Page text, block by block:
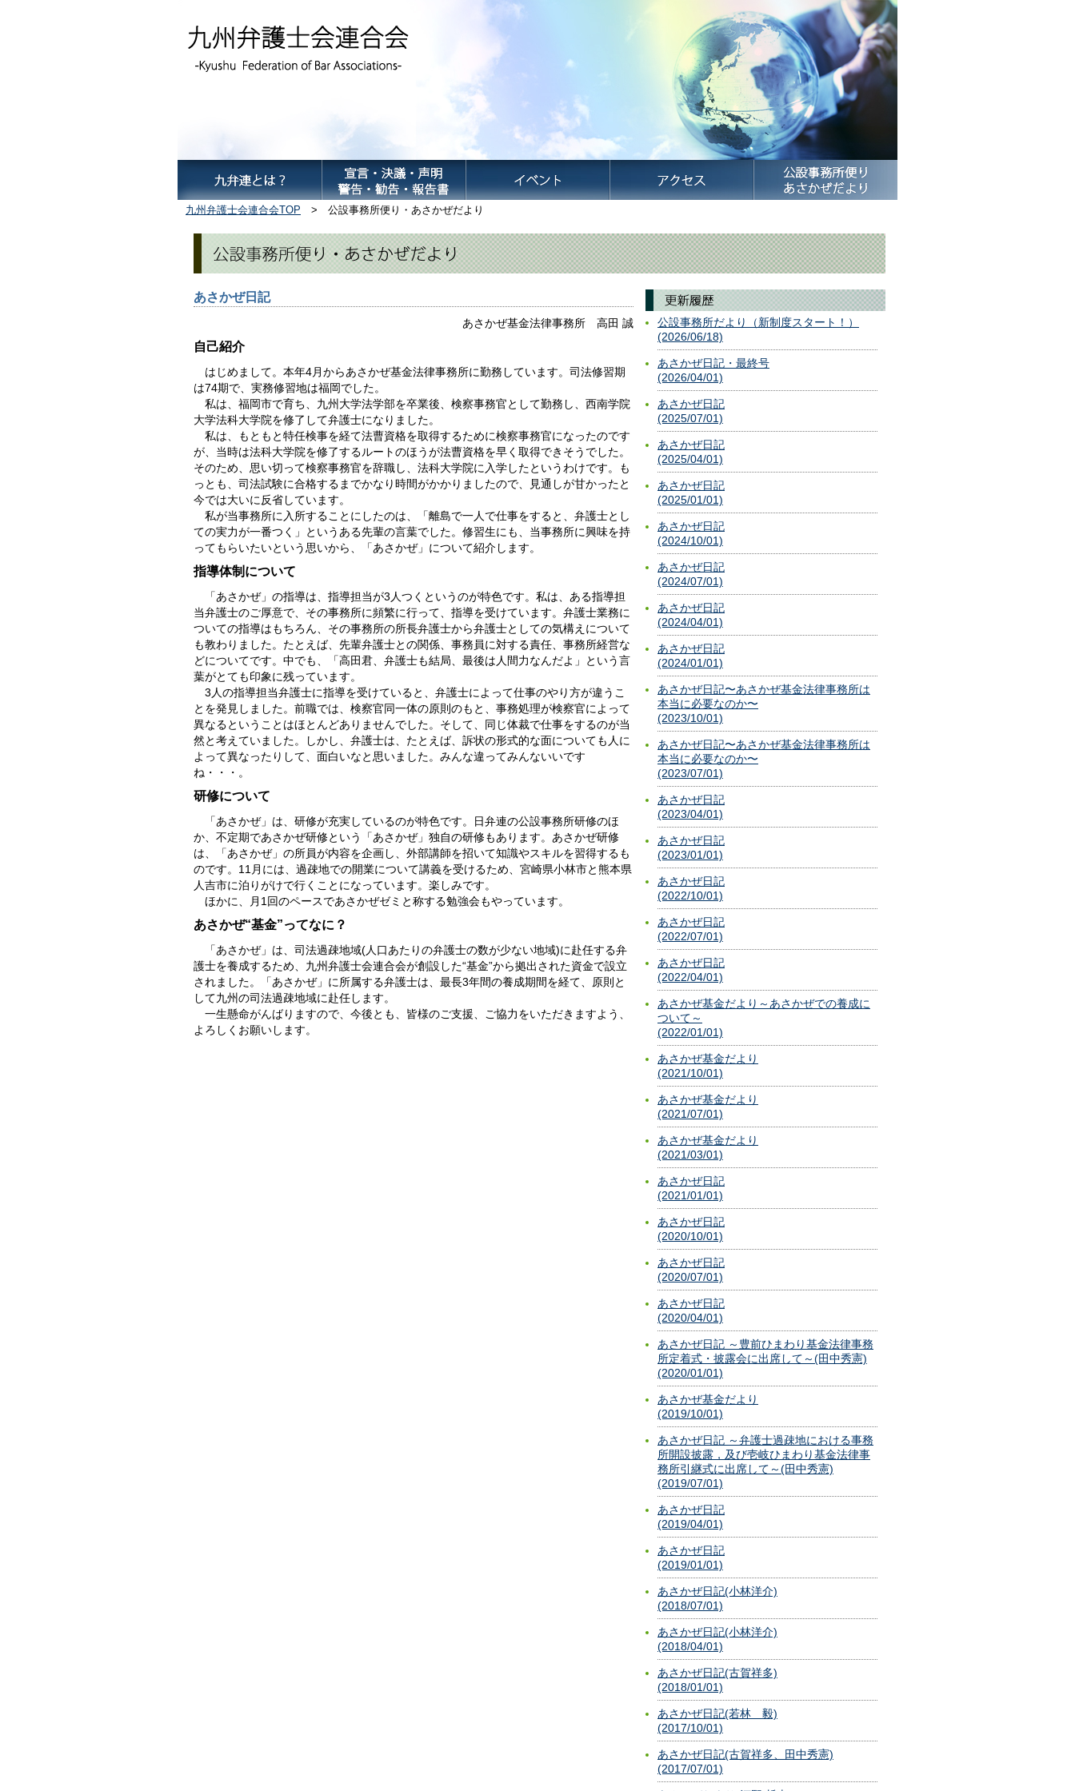
九州弁護士会連合会TOP > 公設事務所便り・あさかぜだより
あさかぜ日記
あさかぜ基金法律事務所 高田 誠
自己紹介
はじめまして。本年4月からあさかぜ基金法律事務所に勤務しています。司法修習期
は74期で、実務修習地は福岡でした。
私は、福岡市で育ち、九州大学法学部を卒業後、検察事務官として勤務し、西南学院
大学法科大学院を修了して弁護士になりました。
私は、もともと特任検事を経て法曹資格を取得するために検察事務官になったのです
が、当時は法科大学院を修了するルートのほうが法曹資格を早く取得できそうでした。
そのため、思い切って検察事務官を辞職し、法科大学院に入学したというわけです。も
っとも、司法試験に合格するまでかなり時間がかかりましたので、見通しが甘かったと
今では大いに反省しています。
私が当事務所に入所することにしたのは、「離島で一人で仕事をすると、弁護士とし
ての実力が一番つく」というある先輩の言葉でした。修習生にも、当事務所に興味を持
ってもらいたいという思いから、「あさかぜ」について紹介します。
指導体制について
「あさかぜ」の指導は、指導担当が3人つくというのが特色です。私は、ある指導担
当弁護士のご厚意で、その事務所に頻繁に行って、指導を受けています。弁護士業務に
ついての指導はもちろん、その事務所の所長弁護士から弁護士としての気構えについて
も教わりました。たとえば、先輩弁護士との関係、事務員に対する責任、事務所経営な
どについてです。中でも、「高田君、弁護士も結局、最後は人間力なんだよ」という言
葉がとても印象に残っています。
3人の指導担当弁護士に指導を受けていると、弁護士によって仕事のやり方が違うこ
とを発見しました。前職では、検察官同一体の原則のもと、事務処理が検察官によって
異なるということはほとんどありませんでした。そして、同じ体裁で仕事をするのが当
然と考えていました。しかし、弁護士は、たとえば、訴状の形式的な面についても人に
よって異なったりして、面白いなと思いました。みんな違ってみんないいです
ね・・・。
研修について
「あさかぜ」は、研修が充実しているのが特色です。日弁連の公設事務所研修のほ
か、不定期であさかぜ研修という「あさかぜ」独自の研修もあります。あさかぜ研修
は、「あさかぜ」の所員が内容を企画し、外部講師を招いて知識やスキルを習得するも
のです。11月には、過疎地での開業について講義を受けるため、宮崎県小林市と熊本県
人吉市に泊りがけで行くことになっています。楽しみです。
ほかに、月1回のペースであさかぜゼミと称する勉強会もやっています。
あさかぜ“基金”ってなに？
「あさかぜ」は、司法過疎地域(人口あたりの弁護士の数が少ない地域)に赴任する弁
護士を養成するため、九州弁護士会連合会が創設した“基金”から拠出された資金で設立
されました。「あさかぜ」に所属する弁護士は、最長3年間の養成期間を経て、原則と
して九州の司法過疎地域に赴任します。
一生懸命がんばりますので、今後とも、皆様のご支援、ご協力をいただきますよう、
よろしくお願いします。
公設事務所だより（新制度スタート！）
(2026/06/18)
あさかぜ日記・最終号
(2026/04/01)
あさかぜ日記
(2025/07/01)
あさかぜ日記
(2025/04/01)
あさかぜ日記
(2025/01/01)
あさかぜ日記
(2024/10/01)
あさかぜ日記
(2024/07/01)
あさかぜ日記
(2024/04/01)
あさかぜ日記
(2024/01/01)
あさかぜ日記〜あさかぜ基金法律事務所は
本当に必要なのか〜
(2023/10/01)
あさかぜ日記〜あさかぜ基金法律事務所は
本当に必要なのか〜
(2023/07/01)
あさかぜ日記
(2023/04/01)
あさかぜ日記
(2023/01/01)
あさかぜ日記
(2022/10/01)
あさかぜ日記
(2022/07/01)
あさかぜ日記
(2022/04/01)
あさかぜ基金だより～あさかぜでの養成に
ついて～
(2022/01/01)
あさかぜ基金だより
(2021/10/01)
あさかぜ基金だより
(2021/07/01)
あさかぜ基金だより
(2021/03/01)
あさかぜ日記
(2021/01/01)
あさかぜ日記
(2020/10/01)
あさかぜ日記
(2020/07/01)
あさかぜ日記
(2020/04/01)
あさかぜ日記 ～豊前ひまわり基金法律事務
所定着式・披露会に出席して～(田中秀憲)
(2020/01/01)
あさかぜ基金だより
(2019/10/01)
あさかぜ日記 ～弁護士過疎地における事務
所開設披露，及び壱岐ひまわり基金法律事
務所引継式に出席して～(田中秀憲)
(2019/07/01)
あさかぜ日記
(2019/04/01)
あさかぜ日記
(2019/01/01)
あさかぜ日記(小林洋介)
(2018/07/01)
あさかぜ日記(小林洋介)
(2018/04/01)
あさかぜ日記(古賀祥多)
(2018/01/01)
あさかぜ日記(若林 毅)
(2017/10/01)
あさかぜ日記(古賀祥多、田中秀憲)
(2017/07/01)